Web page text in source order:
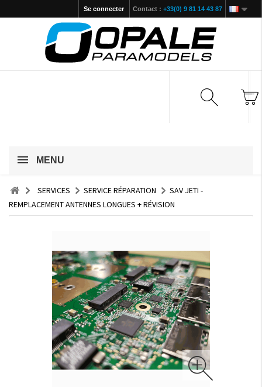
Contact : +33(0) 9 81 14 43 87
Se connecter
MENU
SERVICES SERVICE RÉPARATION
SAV JETI -
REMPLACEMENT ANTENNES LONGUES + RÉVISION